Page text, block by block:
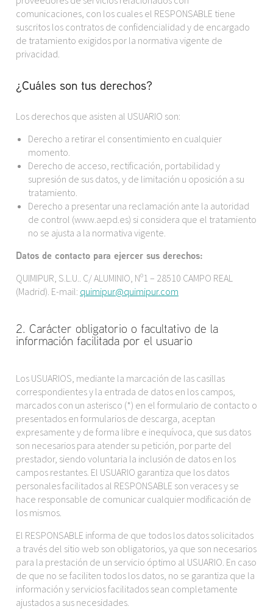
comunicaciones, con los cuales el RESPONSABLE tiene
suscritos los contratos de confidencialidad y de encargado
de tratamiento exigidos por la normativa vigente de
privacidad.
¿Cuáles son tus derechos?
Los derechos que asisten al USUARIO son:
Derecho a retirar el consentimiento en cualquier
momento.
Derecho de acceso, rectificación, portabilidad y
supresión de sus datos, y de limitación u oposición a su
tratamiento.
Derecho a presentar una reclamación ante la autoridad
de control (www.aepd.es) si considera que el tratamiento
no se ajusta a la normativa vigente.
Datos de contacto para ejercer sus derechos:
QUIMIPUR, S.L.U.. C/ ALUMINIO, Nº1 – 28510 CAMPO REAL
(Madrid). E-mail: quimipur@quimipur.com
2. Carácter obligatorio o facultativo de la
información facilitada por el usuario
Los USUARIOS, mediante la marcación de las casillas
correspondientes y la entrada de datos en los campos,
marcados con un asterisco (*) en el formulario de contacto o
presentados en formularios de descarga, aceptan
expresamente y de forma libre e inequívoca, que sus datos
son necesarios para atender su petición, por parte del
prestador, siendo voluntaria la inclusión de datos en los
campos restantes. El USUARIO garantiza que los datos
personales facilitados al RESPONSABLE son veraces y se
hace responsable de comunicar cualquier modificación de
los mismos.
El RESPONSABLE informa de que todos los datos solicitados
a través del sitio web son obligatorios, ya que son necesarios
para la prestación de un servicio óptimo al USUARIO. En caso
de que no se faciliten todos los datos, no se garantiza que la
información y servicios facilitados sean completamente
ajustados a sus necesidades.